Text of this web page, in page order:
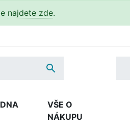
najdete zde.

VŠE O
NÁKUPU